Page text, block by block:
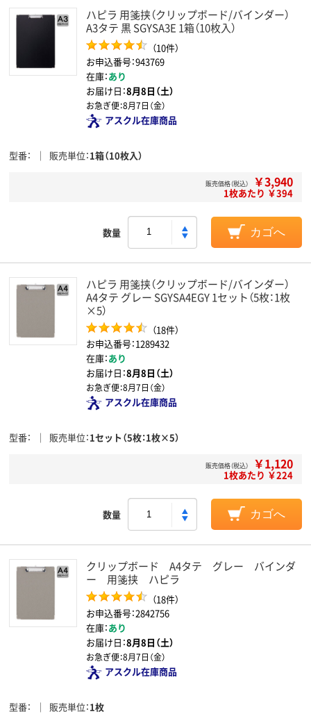
ハピラ 用箋挟（クリップボード/バインダー）
A3タテ 黒 SGYSA3E 1箱（10枚入）
（10件）
お申込番号：943769
在庫：あり
お届け日：8月8日（土）
お急ぎ便：8月7日（金）
アスクル在庫商品
型番 販売単位 1箱（10枚入）
販売価格（税込） ￥3,940
1枚あたり ￥394
数量 カゴへ
ハピラ 用箋挟（クリップボード/バインダー）
A4タテ グレー SGYSA4EGY 1セット（5枚：1枚
×5）
（18件）
お申込番号：1289432
在庫：あり
お届け日：8月8日（土）
お急ぎ便：8月7日（金）
アスクル在庫商品
型番 販売単位 1セット（5枚：1枚×5）
販売価格（税込） ￥1,120
1枚あたり ￥224
数量 カゴへ
クリップボード A4タテ グレー バインダ
ー 用箋挟 ハピラ
（18件）
お申込番号：2842756
在庫：あり
お届け日：8月8日（土）
お急ぎ便：8月7日（金）
アスクル在庫商品
型番 販売単位 1枚